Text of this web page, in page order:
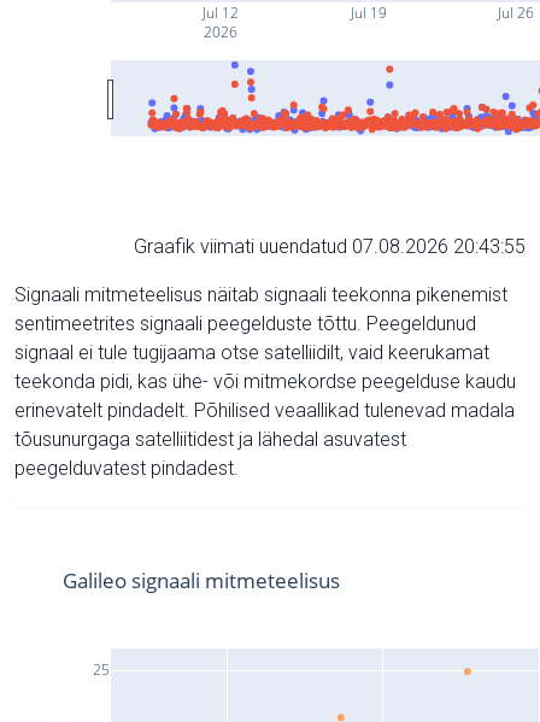
Jul 12
2026
Jul 19 Jul 26
Graafik viimati uuendatud 07.08.2026 20:43:55
Signaali mitmeteelisus näitab signaali teekonna pikenemist
sentimeetrites signaali peegelduste tõttu. Peegeldunud
signaal ei tule tugijaama otse satelliidilt, vaid keerukamat
teekonda pidi, kas ühe- või mitmekordse peegelduse kaudu
erinevatelt pindadelt. Põhilised veaallikad tulenevad madala
tõusunurgaga satelliitidest ja lähedal asuvatest
peegelduvatest pindadest.
25
Galileo signaali mitmeteelisus